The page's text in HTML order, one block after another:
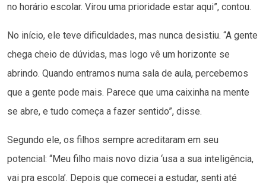
no horário escolar. Virou uma prioridade estar aqui”, contou.
No início, ele teve dificuldades, mas nunca desistiu. “A gente
chega cheio de dúvidas, mas logo vê um horizonte se
abrindo. Quando entramos numa sala de aula, percebemos
que a gente pode mais. Parece que uma caixinha na mente
se abre, e tudo começa a fazer sentido”, disse.
Segundo ele, os filhos sempre acreditaram em seu
potencial: “Meu filho mais novo dizia ‘usa a sua inteligência,
vai pra escola’. Depois que comecei a estudar, senti até